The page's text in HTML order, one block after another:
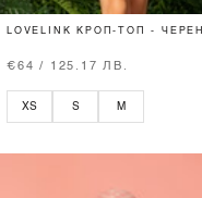
LOVELINK КРОП-ТОП - ЧЕРЕН
€64 / 125.17 ЛВ.
XS S M